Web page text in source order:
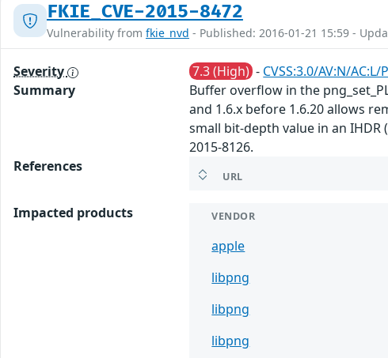
FKIE_CVE-2015-8472
Vulnerability from fkie_nvd - Published: 2016-01-21 15:59 -
Severity 7.3 (High) - CVSS:3.0/AV:N/
Summary
Buffer overflow in the
and 1.6.x before 1.6.20 allows
small bit-depth value in an IHDR
2015-8126.
References
URL
Impacted products VENDOR
apple
libpng
libpng
libpng